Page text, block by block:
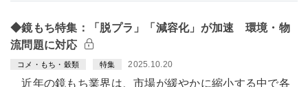
◆鏡もち特集：「脱プラ」「減容化」が加速 環境・物
流問題に対応
コメ・もち・穀類 特集 2025.10.20
近年の鏡もち業界は、市場が緩やかに縮小する中で各